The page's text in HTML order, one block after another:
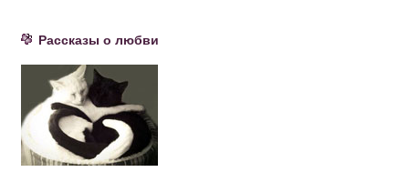
Рассказы о любви